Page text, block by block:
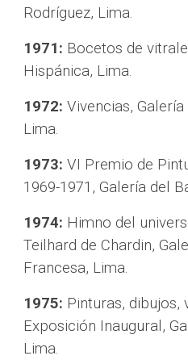
Rodríguez, Lima.
1971: Bocetos de
Hispánica, Lima.
1972: Vivencias,
Lima.
1973: VI Premio de
1969-1971, Galería del
1974: Himno del
Teilhard de Chardin,
Francesa, Lima.
1975: Pinturas, dibujos,
Exposición Inaugural,
Lima.